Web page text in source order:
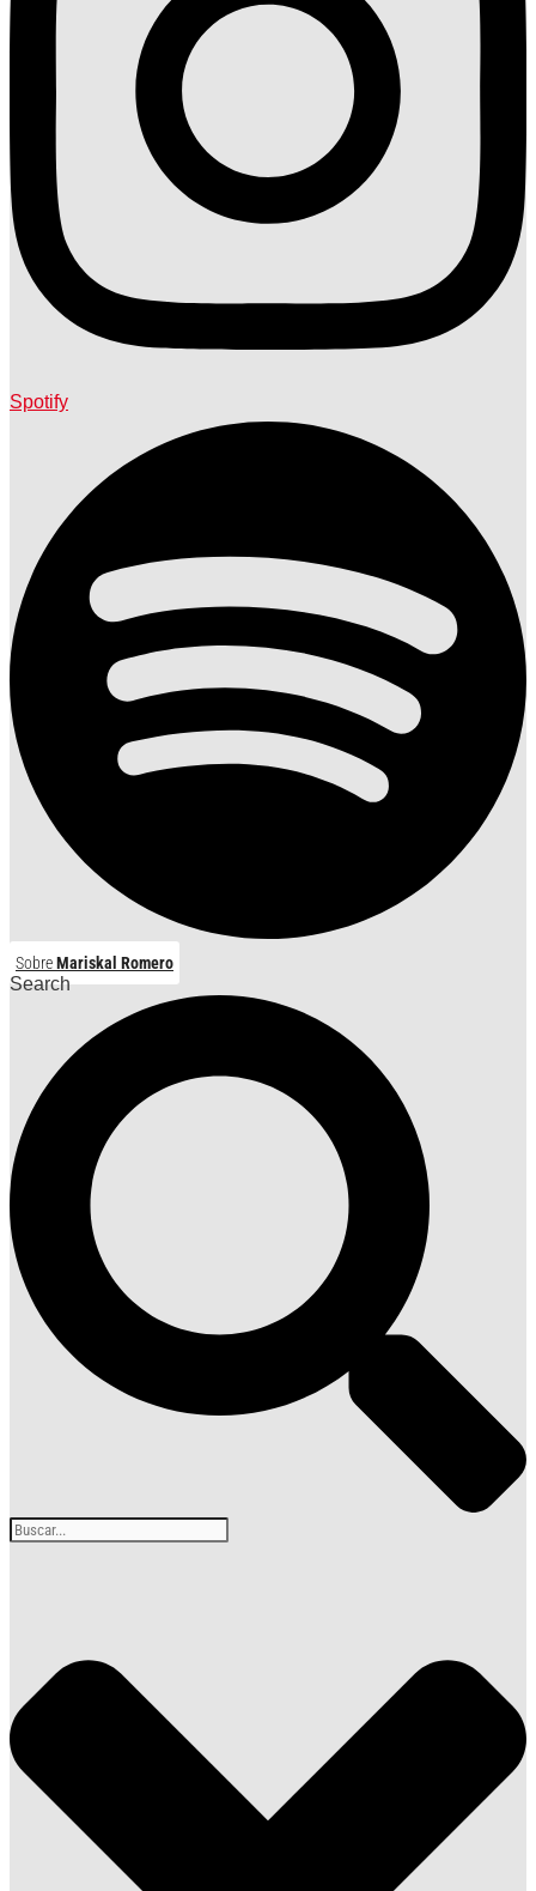
Spotify
SobreMariskal Romero
Search